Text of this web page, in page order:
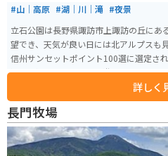
#山｜高原 #湖｜川｜滝 #夜景
立石公園は長野県諏訪市上諏訪の丘にあ
望でき、天気が良い日には北アルプスも
信州サンセットポイント100選に選定さ
選にも選ばれています。遊具のあるエリ
詳しく
長門牧場